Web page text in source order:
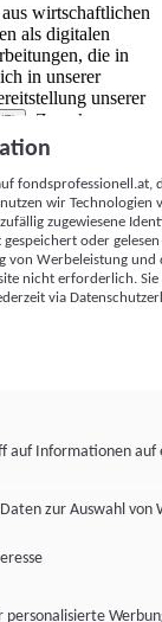
wirtschaftlichen
als digitalen
die in
in unserer
unserer
. Zwecke:
Werbeleistung
(z. B. login-
mit anderen
usw.) auf
werden, um es
einer Webseite
hier aufgeführten
wir Technologien
zugewiesene
oder
von Werbeleistung
nicht erforderlich.
via
auf Informationen auf
zur Auswahl von
personalisierte